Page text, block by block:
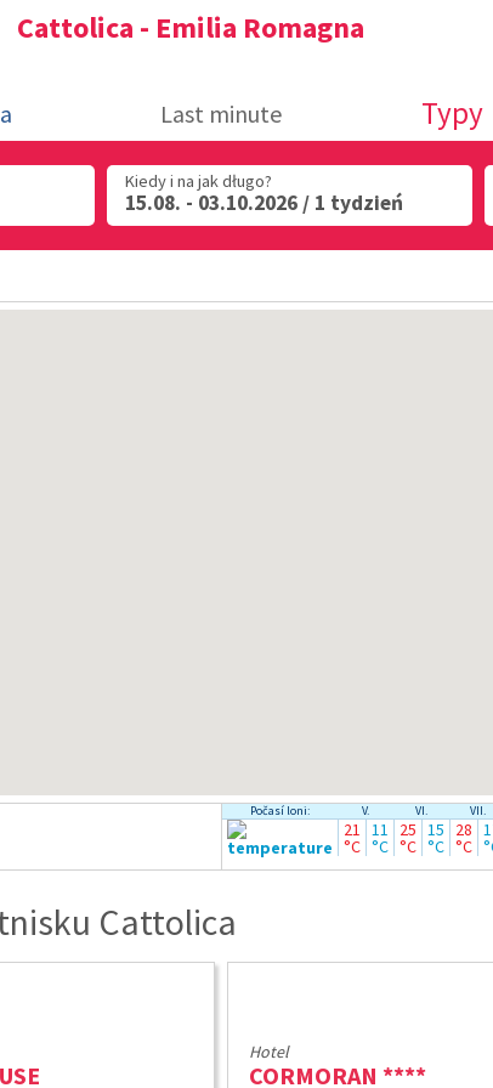
Cattolica - Emilia Romagna
Last minute Typy
Kiedy i na jak długo?
15.08. - 03.10.2026 / 1 tydzień
Počasí loni: V. VI. VII.
21
°C
11
°C
25
°C
15
°C
28
°C
Cattolica
Hotel
CORMORAN ****